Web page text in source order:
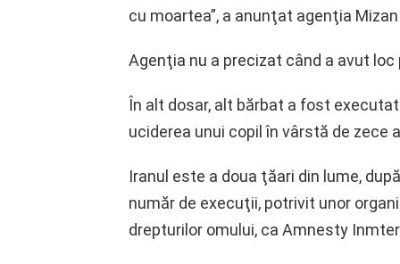
cu moartea”, a anunţat agenţia
Agenţia nu a precizat când a avut
În alt dosar, alt bărbat a fost
uciderea unui copil în vârstă de zece
Iranul este a doua ţăari din lume,
număr de execuţii, potrivit unor
drepturilor omului, ca Amnesty